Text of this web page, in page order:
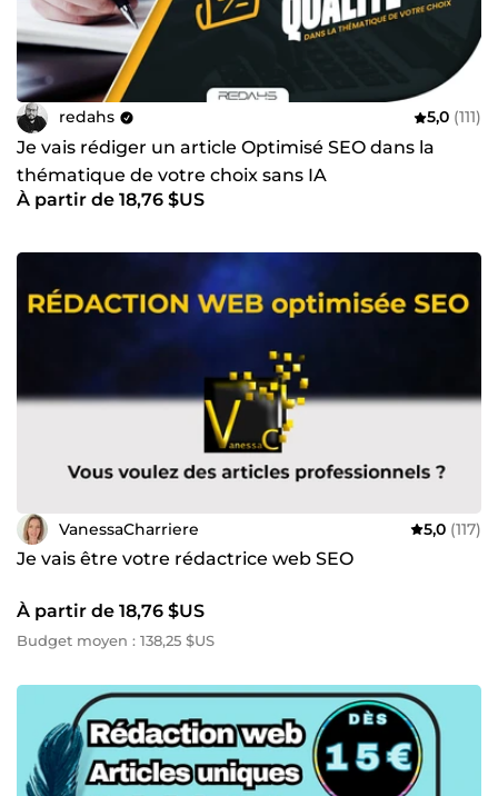
redahs 5,0 (111)
Je vais rédiger un article Optimisé SEO dans la
thématique de votre choix sans IA
À partir de 18,76 $US
VanessaCharriere 5,0 (117)
Je vais être votre rédactrice web SEO
À partir de 18,76 $US
Budget moyen : 138,25 $US